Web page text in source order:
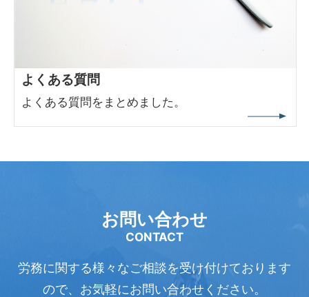
よくある質問
よくある質問をまとめました。
お問い合わせ
CONTACT
労務に関する様々なご相談を受け付けております
ので、 お気軽にお問い合わせください。